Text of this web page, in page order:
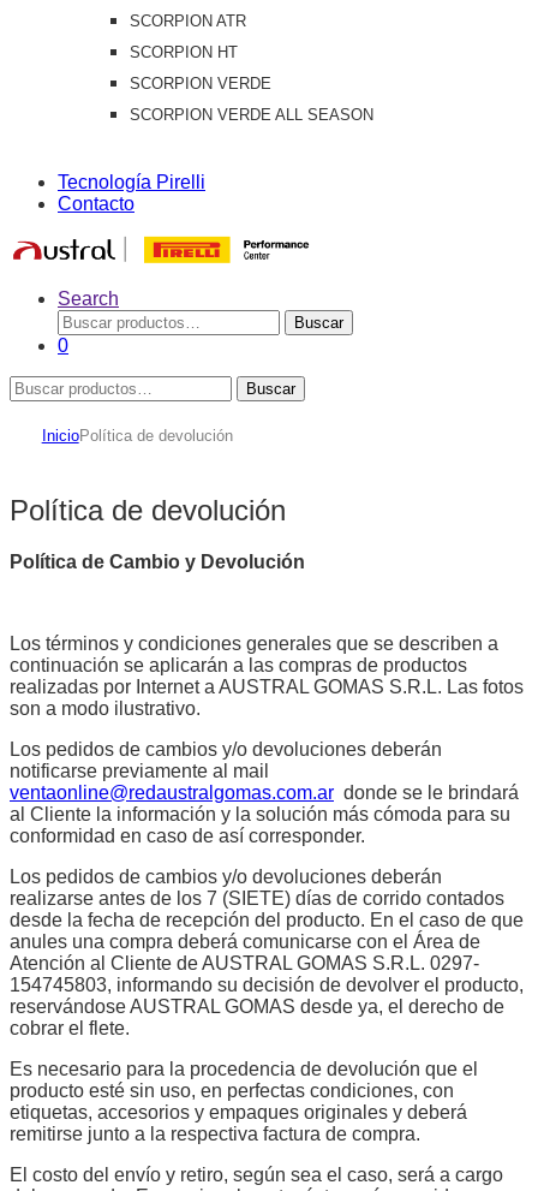
SCORPION ATR
SCORPION HT
SCORPION VERDE
SCORPION VERDE ALL SEASON
Tecnología Pirelli
Contacto
Search
Buscar
por:
Buscar
0
Buscar
por:
Buscar
InicioPolítica de devolución
Política de devolución
Política de Cambio y Devolución
Los términos y condiciones generales que se describen a
continuación se aplicarán a las compras de productos
realizadas por Internet a AUSTRAL GOMAS S.R.L. Las fotos
son a modo ilustrativo.
Los pedidos de cambios y/o devoluciones deberán
notificarse previamente al mail
ventaonline@redaustralgomas.com.ar donde se le brindará
al Cliente la información y la solución más cómoda para su
conformidad en caso de así corresponder.
Los pedidos de cambios y/o devoluciones deberán
realizarse antes de los 7 (SIETE) días de corrido contados
desde la fecha de recepción del producto. En el caso de que
anules una compra deberá comunicarse con el Área de
Atención al Cliente de AUSTRAL GOMAS S.R.L. 0297-
154745803, informando su decisión de devolver el producto,
reservándose AUSTRAL GOMAS desde ya, el derecho de
cobrar el flete.
Es necesario para la procedencia de devolución que el
producto esté sin uso, en perfectas condiciones, con
etiquetas, accesorios y empaques originales y deberá
remitirse junto a la respectiva factura de compra.
El costo del envío y retiro, según sea el caso, será a cargo